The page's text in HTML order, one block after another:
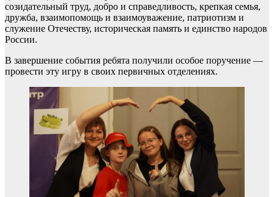
созидательный труд, добро и справедливость, крепкая семья,
дружба, взаимопомощь и взаимоуважение, патриотизм и
служение Отечеству, историческая память и единство народов
России.
В завершение события ребята получили особое поручение —
провести эту игру в своих первичных отделениях.